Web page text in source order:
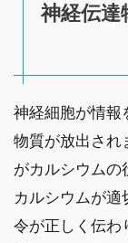
神経伝達
神経細胞が情報
物質が放出され
がカルシウムの
カルシウムが
令が正しく伝わ